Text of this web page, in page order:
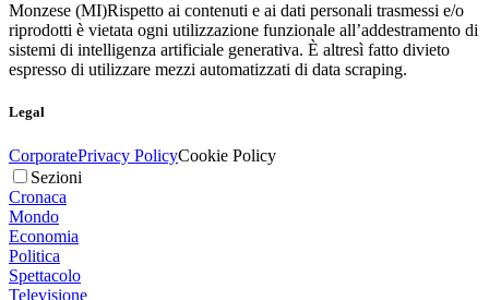
Monzese (MI)Rispetto ai contenuti e ai dati personali trasmessi e/o
riprodotti è vietata ogni utilizzazione funzionale all’addestramento di
sistemi di intelligenza artificiale generativa. È altresì fatto divieto
espresso di utilizzare mezzi automatizzati di data scraping.
Legal
CorporatePrivacy PolicyCookie Policy
Sezioni
Cronaca
Mondo
Economia
Politica
Spettacolo
Televisione